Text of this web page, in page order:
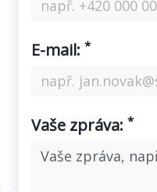
E-mail: *
Vaše zpráva: *